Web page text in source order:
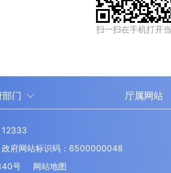
扫一扫在手机打开
门
厅
厅属网站
12333
府网站标识码：6500000048
号 网站地图